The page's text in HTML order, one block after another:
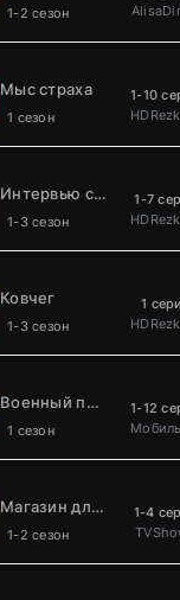
1-2 сезон
Мыс страха
1 сезон
1-10
Интервью с вампиром
1-3 сезон
1-7
Ковчег
1-3 сезон
1
Военный повар становится легендой
1 сезон
1-12
Магазин для киллеров
1-2 сезон
1-4
0 1